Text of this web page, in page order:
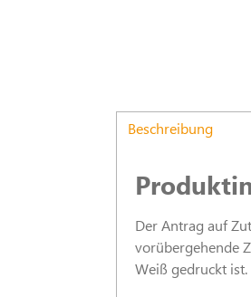
Beschreibung
Der Antrag auf
vorübergehende
Weiß gedruckt ist.